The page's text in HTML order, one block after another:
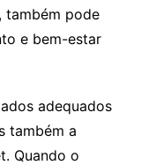
também pode
e bem-estar
adequados
também a
Quando o